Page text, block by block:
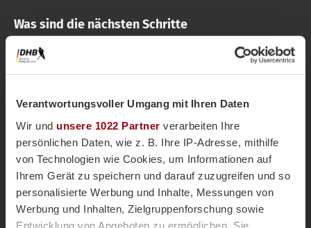
Verantwortungsvoller Umgang mit Ihren Daten
Wir und unsere 1022 Partner verarbeiten Ihre
persönlichen Daten, wie z. B. Ihre IP-Adresse, mithilfe
von Technologien wie Cookies, um Informationen auf
Ihrem Gerät zu speichern und darauf zuzugreifen und so
personalisierte Werbung und Inhalte, Messungen von
Werbung und Inhalten, Zielgruppenforschung sowie
Entwicklung von Angeboten zu ermöglichen. Sie
Was sind die nächsten Schritte
Nachdem die formalen Regelungen getroffen
sind, erläutert Carl Stichweh, dass es eine aktuell
benannt werden muss: „Es gibt im Sport
ein binäres System haben, Geschlecht aber nicht
binär ist, wodurch wir die Realität nicht abbilden
und einige Menschen quasi immer ausschließen.
Wir können uns definitiv über unsere Regelung
freuen, dürfen aber dabei nicht vergessen, dass wir
weiterhin der Realität nicht gerecht werden.”